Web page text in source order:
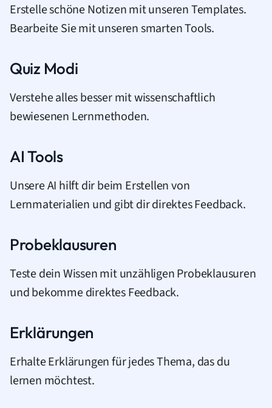
Erstelle schöne Notizen mit unseren Templates.
Bearbeite Sie mit unseren smarten Tools.
Quiz Modi
Verstehe alles besser mit wissenschaftlich
bewiesenen Lernmethoden.
AI Tools
Unsere AI hilft dir beim Erstellen von
Lernmaterialien und gibt dir direktes Feedback.
Probeklausuren
Teste dein Wissen mit unzähligen Probeklausuren
und bekomme direktes Feedback.
Erklärungen
Erhalte Erklärungen für jedes Thema, das du
lernen möchtest.